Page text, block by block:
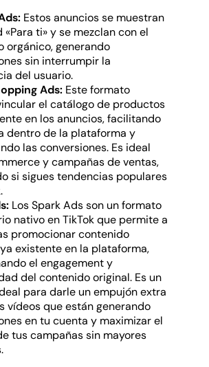
Estos anuncios se muestran
«Para ti» y se mezclan con el
orgánico, generando
sin interrumpir la
del usuario.
Ads: Este formato
el catálogo de productos
en los anuncios, facilitando
dentro de la plataforma y
las conversiones. Es ideal
y campañas de ventas,
si sigues tendencias populares
Los Spark Ads son un formato
nativo en TikTok que permite a
promocionar contenido
existente en la plataforma,
el engagement y
del contenido original. Es un
para darle un empujón extra
vídeos que están generando
en tu cuenta y maximizar el
tus campañas sin mayores